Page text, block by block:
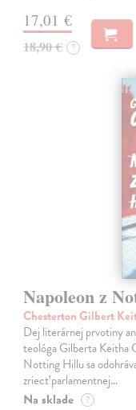
17,01 €
18,90 € ?
Napoleon z
Chesterton Gilbert
Dej literárnej prvotiny
teológa Gilberta Keitha
Notting Hillu sa
zriecť parlamentnej…
Na sklade ?